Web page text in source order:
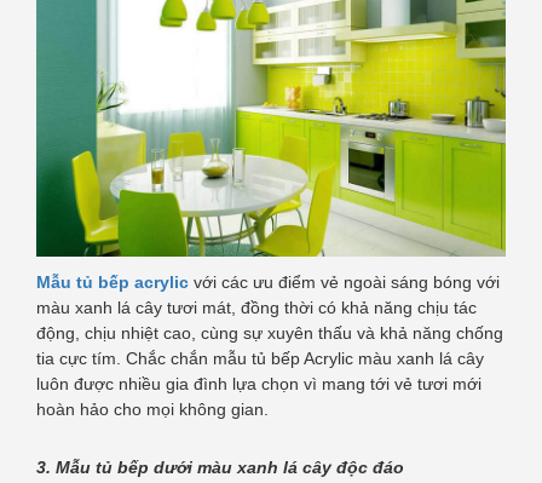
Mẫu tủ bếp acrylic với các ưu điểm vẻ ngoài sáng bóng với
màu xanh lá cây tươi mát, đồng thời có khả năng chịu tác
động, chịu nhiệt cao, cùng sự xuyên thấu và khả năng chống
tia cực tím. Chắc chắn mẫu tủ bếp Acrylic màu xanh lá cây
luôn được nhiều gia đình lựa chọn vì mang tới vẻ tươi mới
hoàn hảo cho mọi không gian.
3. Mẫu tủ bếp dưới màu xanh lá cây độc đáo